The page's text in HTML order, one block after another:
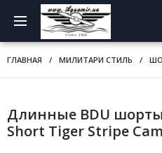
ГЛАВНАЯ / МИЛИТАРИ СТИЛЬ /
Длинные BDU шорты
Short Tiger Stripe